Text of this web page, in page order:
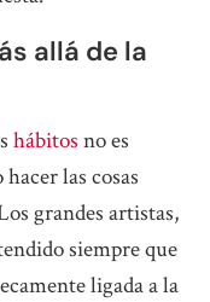
allá de la
hábitos no es
las cosas
grandes artistas,
siempre que
ligada a la